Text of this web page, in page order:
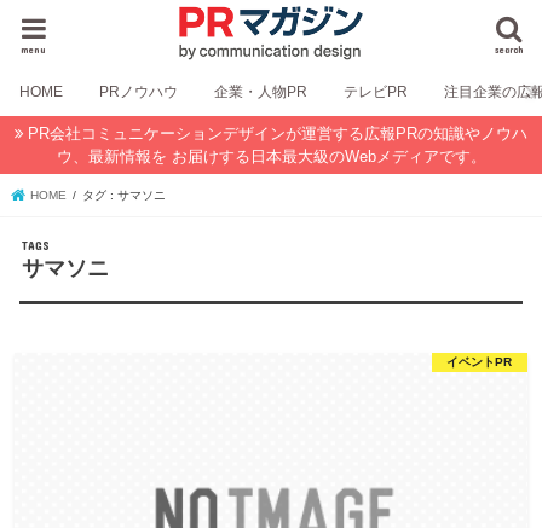
search
menu
HOME PRノウハウ 企業・人物PR テレビPR 注目企業の広
PR会社コミュニケーションデザインが運営する広報PRの知識やノウハ
ウ、最新情報を お届けする日本最大級のWebメディアです。
HOME タグ : サマソニ
サマソニ
イベントPR